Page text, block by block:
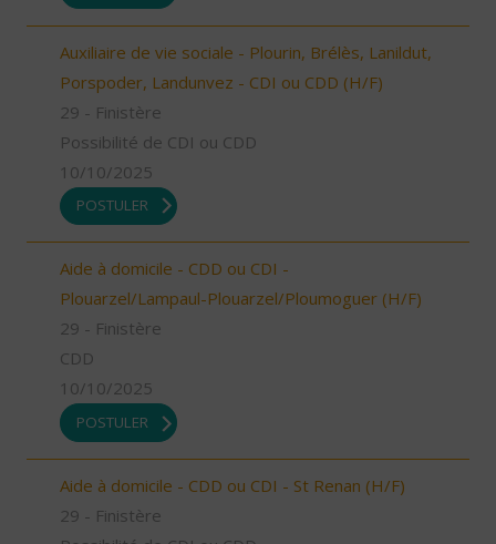
Auxiliaire de vie sociale - Plourin, Brélès, Lanildut,
Porspoder, Landunvez - CDI ou CDD (H/F)
29 - Finistère
Possibilité de CDI ou CDD
10/10/2025
POSTULER
Aide à domicile - CDD ou CDI -
Plouarzel/Lampaul-Plouarzel/Ploumoguer (H/F)
29 - Finistère
CDD
10/10/2025
POSTULER
Aide à domicile - CDD ou CDI - St Renan (H/F)
29 - Finistère